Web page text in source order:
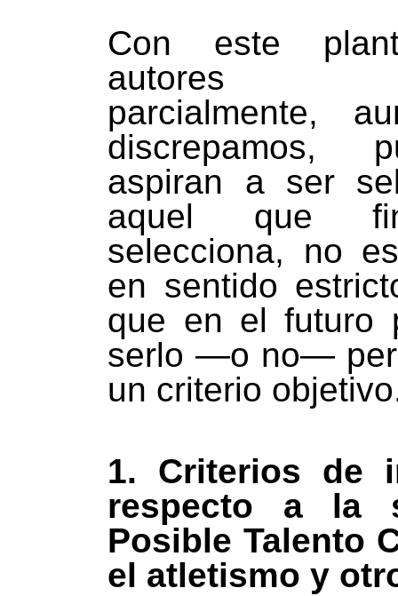
Con este
autores
parcialmente,
discrepamos,
aspiran a ser
aquel que
selecciona, no
en sentido
que en el futuro
serlo —o no—
un criterio
1. Criterios de
respecto a la
Posible Talento
el atletismo y